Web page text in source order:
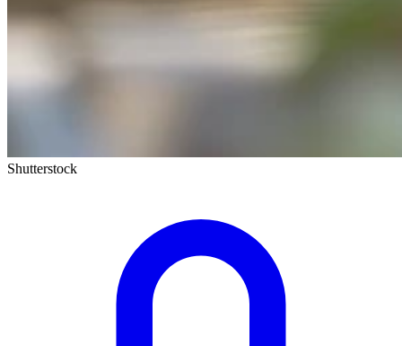
Shutterstock